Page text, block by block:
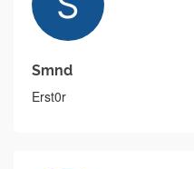
Smnd
Erst0r